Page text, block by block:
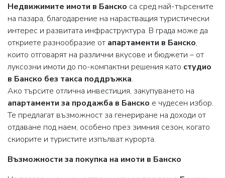
Недвижимите имоти в Банско са сред най-търсените
на пазара, благодарение на нарастващия туристически
интерес и развитата инфраструктура. В града може да
откриете разнообразие от апартаменти в Банско,
които отговарят на различни вкусове и бюджети – от
луксозни имоти до по-компактни решения като студио
в Банско без такса поддръжка.
Ако търсите отлична инвестиция, закупуването на
апартаменти за продажба в Банско е чудесен избор.
Те предлагат възможност за генериране на доходи от
отдаване под наем, особено през зимния сезон, когато
скиорите и туристите изпълват курорта.
Възможности за покупка на имоти в Банско